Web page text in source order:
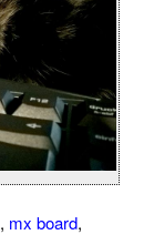
, mx board,